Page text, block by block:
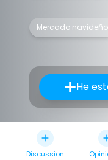
Mercado navideño
He
Discussion